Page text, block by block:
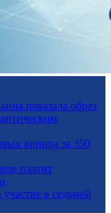
показала образ
винира за 350
платит
в седьмой